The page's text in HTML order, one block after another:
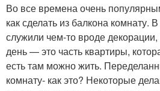
Во все времена очень
как сделать из балкона комнату.
служили чем-то вроде
день — это часть квартиры,
есть там можно жить.
комнату- как это? Некоторые